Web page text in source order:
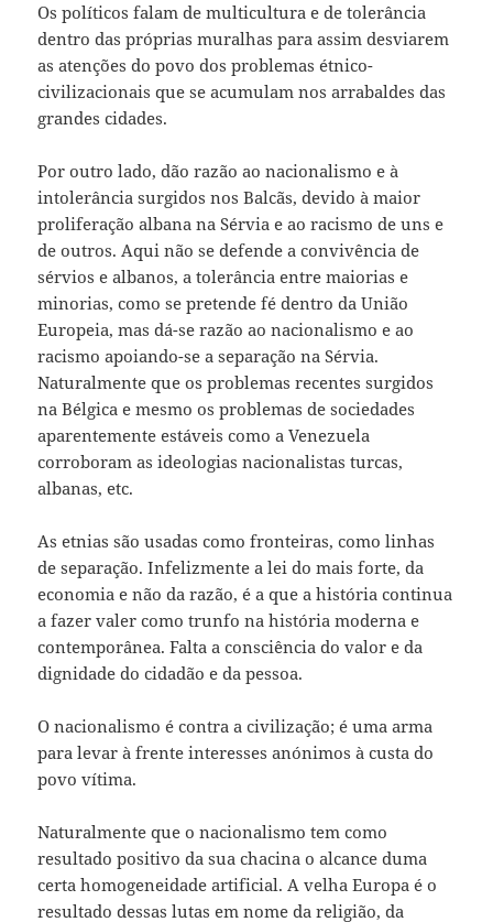
Os políticos falam de multicultura e de tolerância
dentro das próprias muralhas para assim desviarem
as atenções do povo dos problemas étnico-
civilizacionais que se acumulam nos arrabaldes das
grandes cidades.
Por outro lado, dão razão ao nacionalismo e à
intolerância surgidos nos Balcãs, devido à maior
proliferação albana na Sérvia e ao racismo de uns e
de outros. Aqui não se defende a convivência de
sérvios e albanos, a tolerância entre maiorias e
minorias, como se pretende fé dentro da União
Europeia, mas dá-se razão ao nacionalismo e ao
racismo apoiando-se a separação na Sérvia.
Naturalmente que os problemas recentes surgidos
na Bélgica e mesmo os problemas de sociedades
aparentemente estáveis como a Venezuela
corroboram as ideologias nacionalistas turcas,
albanas, etc.
As etnias são usadas como fronteiras, como linhas
de separação. Infelizmente a lei do mais forte, da
economia e não da razão, é a que a história continua
a fazer valer como trunfo na história moderna e
contemporânea. Falta a consciência do valor e da
dignidade do cidadão e da pessoa.
O nacionalismo é contra a civilização; é uma arma
para levar à frente interesses anónimos à custa do
povo vítima.
Naturalmente que o nacionalismo tem como
resultado positivo da sua chacina o alcance duma
certa homogeneidade artificial. A velha Europa é o
resultado dessas lutas em nome da religião, da